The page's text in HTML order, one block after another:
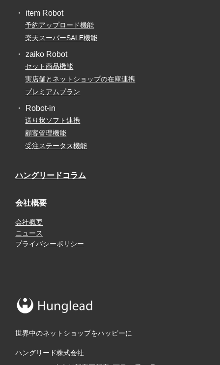
item Robot
予約アップロード機能
楽天スーパーSALE機能
zaiko Robot
セット商品機能
実店舗とネットショップの在庫連携
プレミアムプラン
Robot-in
送り状ソフト連携
顧客管理機能
受注ステータス機能
ハングリードコラム
会社概要
会社概要
ニュース
プライバシーポリシー
世界中のネットショップをハッピーに
ハングリード株式会社